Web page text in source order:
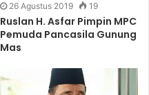
26 Agustus 2019 19
Ruslan H. Asfar Pimpin MPC
Pemuda Pancasila Gunung
Mas